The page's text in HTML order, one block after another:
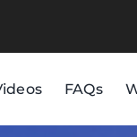
FAQs